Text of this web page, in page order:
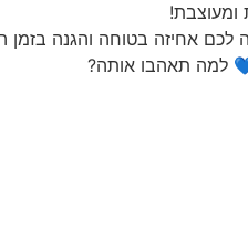
ומעוצבת!
לכם אחיזה בטוחה והגנה בזמן
למה תאהבו אותה?